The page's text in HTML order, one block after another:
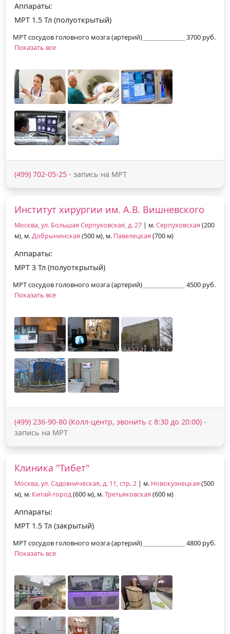
Аппараты:
МРТ 1.5 Тл (полуоткрытый)
МРТ сосудов головного мозга (артерий)
3700 руб.
Показать все
(499) 702-05-25 - запись на МРТ
Институт хирургии им. А.В. Вишневского
Москва, ул. Большая Серпуховская, д. 27 | м.Серпуховская (200
м), м.Добрынинская (500 м), м. Павелецкая (700 м)
Аппараты:
МРТ 3 Тл (полуоткрытый)
МРТ сосудов головного мозга (артерий)
4500 руб.
Показать все
(499) 236-90-80 (Колл-центр, звонить с 8:30 до 20:00) -
запись на МРТ
Клиника "Тибет"
Москва, ул. Садовническая, д. 11, стр. 2 | м. Новокузнецкая (500
м), м. Китай-город(600 м), м.Третьяковская (600 м)
Аппараты:
МРТ 1.5 Тл (закрытый)
МРТ сосудов головного мозга (артерий)
4800 руб.
Показать все